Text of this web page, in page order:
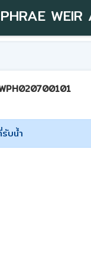
PHRAE WEIR
บน้ำ